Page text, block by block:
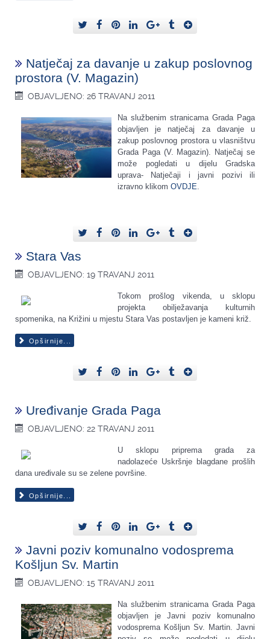
Natječaj za davanje u zakup poslovnog
prostora (V. Magazin)
OBJAVLJENO: 26 TRAVANJ 2011
Na službenim stranicama Grada Paga
objavljen je natječaj za davanje u
zakup poslovnog prostora u vlasništvu
Grada Paga (V. Magazin). Natječaj se
može pogledati u dijelu Gradska
uprava- Natječaji i javni pozivi ili
izravno klikom OVDJE
Stara Vas
OBJAVLJENO: 19 TRAVANJ 2011
Tokom prošlog vikenda, u sklopu
projekta obilježavanja kulturnih
spomenika, na Križini u mjestu Stara Vas postavljen je kameni križ.
Opširnije...
Uređivanje Grada Paga
OBJAVLJENO: 22 TRAVANJ 2011
U sklopu priprema grada za
nadolazeće Uskršnje blagdane prošlih
dana uređivale su se zelene površine.
Opširnije...
Javni poziv komunalno vodosprema
Košljun Sv. Martin
OBJAVLJENO: 15 TRAVANJ 2011
Na službenim stranicama Grada Paga
objavljen je Javni poziv komunalno
vodosprema Košljun Sv. Martin. Javni